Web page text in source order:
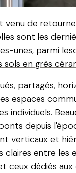
venu de
sont les
unes, parmi
sols en grès
partagés,
espaces
individuels.
depuis
verticaux et
claires entre les
ceux dédiés aux